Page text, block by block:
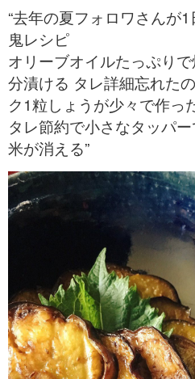
“去年の夏フォロワさんが
鬼レシピ
オリーブオイルたっぷり
分漬ける タレ詳細忘れた
ク1粒しょうが少々で作っ
タレ節約で小さなタッパ
米が消える”